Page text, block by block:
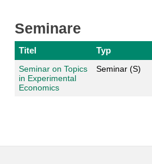
Seminare
Titel Typ
Seminar on Topics
in Experimental
Economics
Seminar (S)